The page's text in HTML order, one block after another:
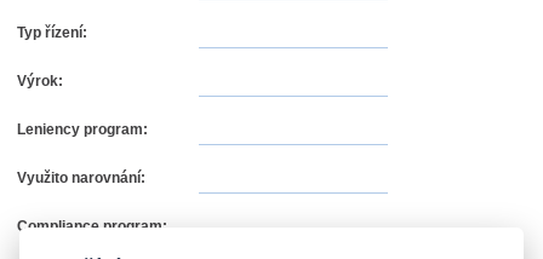
Typ řízení:
Výrok:
Leniency program:
Využito narovnání:
Compliance program: